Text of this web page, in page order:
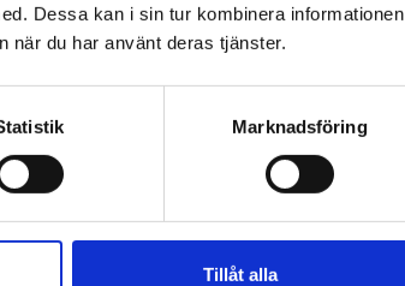
Dessa kan i sin tur kombinera informationen
när du har använt deras tjänster.
Marknadsföring
Tillåt alla
.*